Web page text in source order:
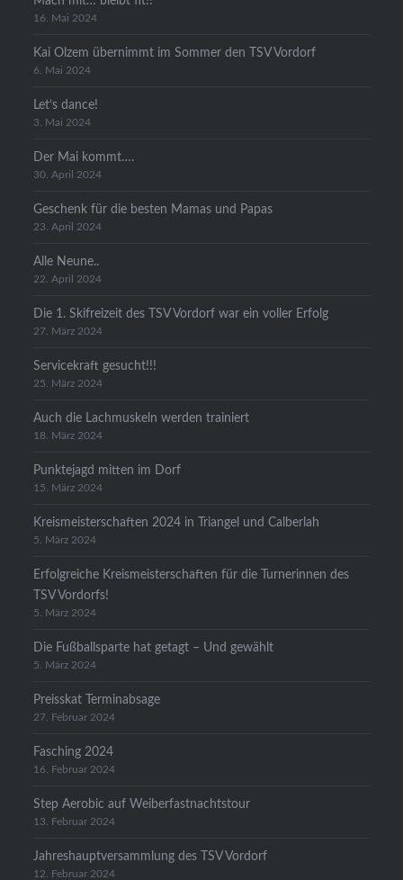
16. Mai 2024
Kai Olzem übernimmt im Sommer den TSV Vordorf
6. Mai 2024
Let’s dance!
3. Mai 2024
Der Mai kommt….
30. April 2024
Geschenk für die besten Mamas und Papas
23. April 2024
Alle Neune..
22. April 2024
Die 1. Skifreizeit des TSV Vordorf war ein voller Erfolg
27. März 2024
Servicekraft gesucht!!!
25. März 2024
Auch die Lachmuskeln werden trainiert
18. März 2024
Punktejagd mitten im Dorf
15. März 2024
Kreismeisterschaften 2024 in Triangel und Calberlah
5. März 2024
Erfolgreiche Kreismeisterschaften für die Turnerinnen des
TSV Vordorfs!
5. März 2024
Die Fußballsparte hat getagt – Und gewählt
5. März 2024
Preisskat Terminabsage
27. Februar 2024
Fasching 2024
16. Februar 2024
Step Aerobic auf Weiberfastnachtstour
13. Februar 2024
Jahreshauptversammlung des TSV Vordorf
12. Februar 2024